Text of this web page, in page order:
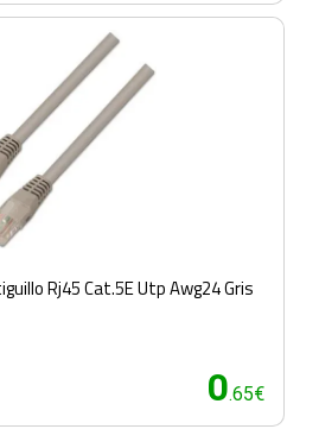
Rj45 Cat.5E Utp Awg24 Gris
0.65€